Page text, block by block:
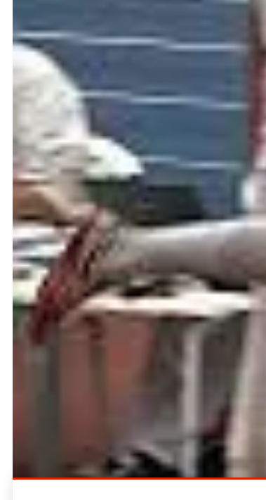
Nur als Vorbelastung diente der 60-m-
Tilman Utz dem Starter über 400 Meter.
undankbare Innenbahn mit den engen
Den Weitsprung gewann der mehrfache
Roskosch (TV Heppenheim) mit 7,46 m.
württembergische Vizehallenmeister
dass der letzte Sprung übergetreten
sich auch Nils Wacker auf. Mit 6,86 m
Barth mit 6,72 m.
Ganz knapp an einer Medaille vorbei